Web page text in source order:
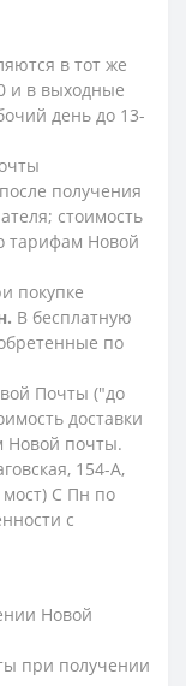
в тот же
и в выходные
день до 13-
получения
стоимость
тарифам Новой
покупке
В бесплатную
по
Почты ("до
доставки
Новой почты.
154-А,
С Пн по
с
Новой
при получении